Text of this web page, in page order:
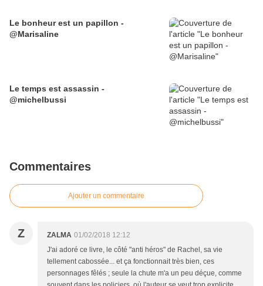
Le bonheur est un papillon -
@Marisaline
Le temps est assassin -
@michelbussi
Commentaires
Ajouter un commentaire
Z ZALMA 01/02/2018 12:12
J'ai adoré ce livre, le côté "anti héros" de Rachel, sa vie
tellement cabossée... et ça fonctionnait très bien, ces
personnages fêlés ; seule la chute m'a un peu déçue, comme